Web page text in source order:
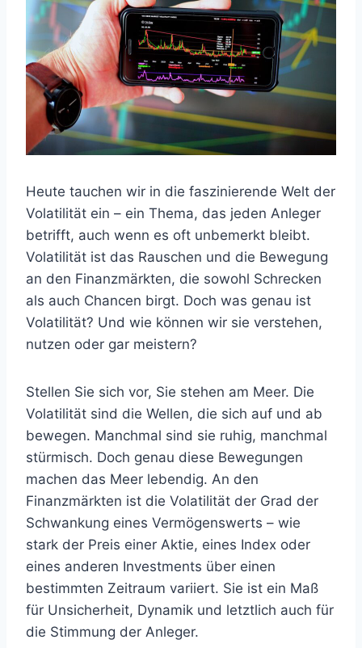
Heute tauchen wir in die faszinierende Welt der
Volatilität ein – ein Thema, das jeden Anleger
betrifft, auch wenn es oft unbemerkt bleibt.
Volatilität ist das Rauschen und die Bewegung
an den Finanzmärkten, die sowohl Schrecken
als auch Chancen birgt. Doch was genau ist
Volatilität? Und wie können wir sie verstehen,
nutzen oder gar meistern?
Stellen Sie sich vor, Sie stehen am Meer. Die
Volatilität sind die Wellen, die sich auf und ab
bewegen. Manchmal sind sie ruhig, manchmal
stürmisch. Doch genau diese Bewegungen
machen das Meer lebendig. An den
Finanzmärkten ist die Volatilität der Grad der
Schwankung eines Vermögenswerts – wie
stark der Preis einer Aktie, eines Index oder
eines anderen Investments über einen
bestimmten Zeitraum variiert. Sie ist ein Maß
für Unsicherheit, Dynamik und letztlich auch für
die Stimmung der Anleger.